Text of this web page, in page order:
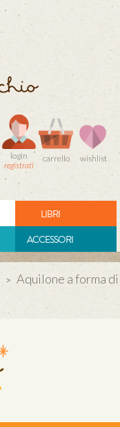
login
registrati
carrello wishlist
LIBRI
ACCESSORI
> Aquilone a forma di